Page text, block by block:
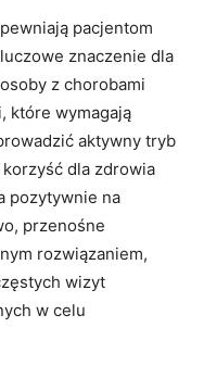
pacjentom
znaczenie dla‍
z chorobami
które wymagają
aktywny tryb
dla zdrowia
pozytywnie na
przenośne
rozwiązaniem,
⁢wizyt
w celu